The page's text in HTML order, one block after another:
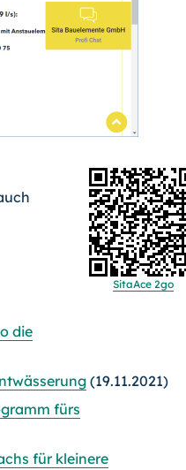
SitaAce 2go
die
(19.11.2021)
fürs
für kleinere